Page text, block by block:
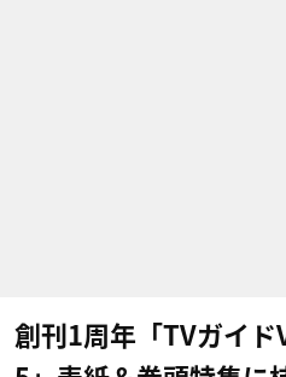
創刊1周年「TVガイド